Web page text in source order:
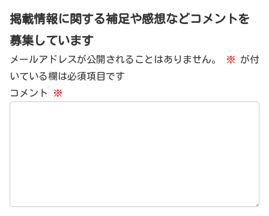
掲載情報に関する補足や感想などコメントを
募集しています
メールアドレスが公開されることはありません。 ※ が付
いている欄は必須項目です
コメント
※